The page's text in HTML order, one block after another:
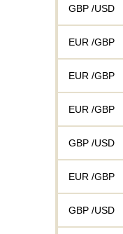
GBP /USD
EUR /GBP
EUR /GBP
EUR /GBP
GBP /USD
EUR /GBP
GBP /USD